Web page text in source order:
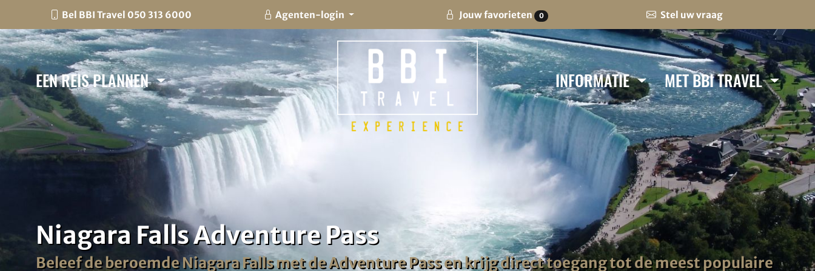
Bel BBI Travel 050 313 6000 Agenten-login Jouw favorieten 0 Stel uw vraag
EEN REIS PLANNEN INFORMATIE MET BBI TRAVEL
Niagara Falls Adventure Pass
Beleef de beroemde Niagara Falls met de Adventure Pass en krijg direct toegang tot de meest populaire